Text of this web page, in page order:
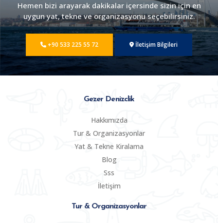
Hemen bizi arayarak dakikalar içersinde sizin için en
uygun yat, tekne ve organizasyonu seçebilirsiniz.
+90 533 225 55 72 İletişim Bilgileri
Gezer Denizclik
Hakkımızda
Tur & Organizasyonlar
Yat & Tekne Kiralama
Blog
Sss
İletişim
Tur & Organizasyonlar